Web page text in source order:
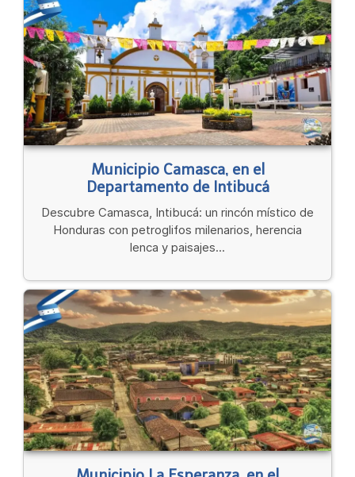
Municipio Camasca, en el
Departamento de Intibucá
Descubre Camasca, Intibucá: un rincón místico de
Honduras con petroglifos milenarios, herencia
lenca y paisajes...